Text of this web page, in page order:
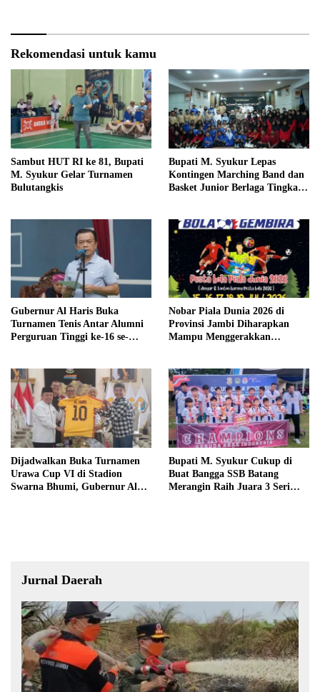
Rekomendasi untuk kamu
Sambut HUT RI ke 81, Bupati
M. Syukur Gelar Turnamen
Bulutangkis
Bupati M. Syukur Lepas
Kontingen Marching Band dan
Basket Junior Berlaga Tingkat
Gubernur Al Haris Buka
Turnamen Tenis Antar Alumni
Perguruan Tinggi ke-16 se-
Nobar Piala Dunia 2026 di
Provinsi Jambi Diharapkan
Mampu Menggerakkan
Dijadwalkan Buka Turnamen
Urawa Cup VI di Stadion
Swarna Bhumi, Gubernur Al
Bupati M. Syukur Cukup di
Buat Bangga SSB Batang
Merangin Raih Juara 3 Seri
Jurnal Daerah